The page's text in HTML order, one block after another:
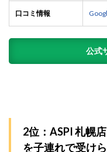
口コミ情報
公式
2位：ASPI 札幌
を子連れで受け